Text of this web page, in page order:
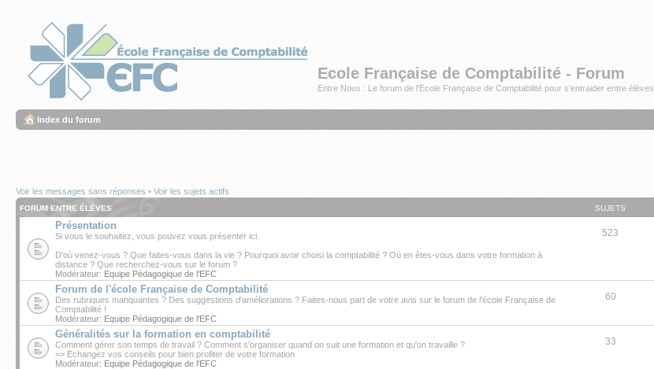
Ecole Française de Comptabilité - Forum
Entre Nous : Le forum de l'Ecole Française de Comptabilité pour s'entraider entre élèves
Index du forum
Voir les messages sans réponses • Voir les sujets actifs
FORUM ENTRE ÉLÈVES SUJETS
Présentation
Si vous le souhaitez, vous pouvez vous présenter ici.
D'où venez-vous ? Que faites-vous dans la vie ? Pourquoi avoir choisi la comptabilité ? Où en êtes-vous dans votre formation à
distance ? Que recherchez-vous sur le forum ?
Modérateur: Equipe Pédagogique de l'EFC
523
Forum de l'école Française de Comptabilité
Des rubriques manquantes ? Des suggestions d'améliorations ? Faites-nous part de votre avis sur le forum de l'école Française de
Comptabilité !
Modérateur: Equipe Pédagogique de l'EFC
60
Généralités sur la formation en comptabilité
Comment gérer son temps de travail ? Comment s'organiser quand on suit une formation et qu'on travaille ?
=> Echangez vos conseils pour bien profiter de votre formation
Modérateur: Equipe Pédagogique de l'EFC
33